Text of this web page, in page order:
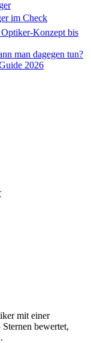
im Check
Konzept bis
man dagegen tun?
2026
mit einer
bewertet,